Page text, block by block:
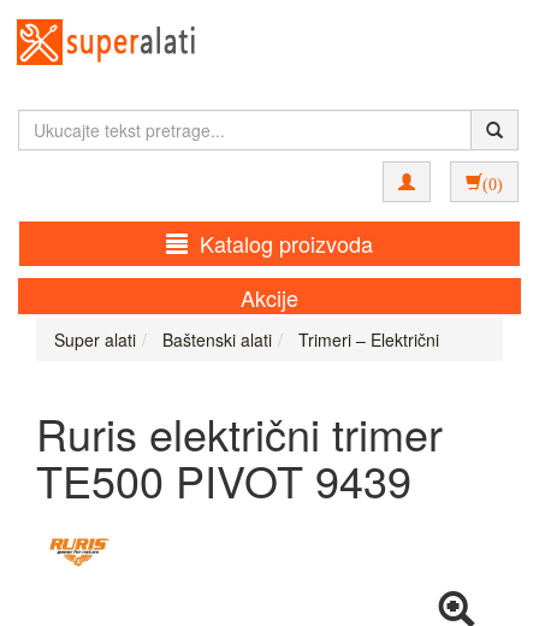
(0)
Katalog proizvoda
Akcije
Super alati Baštenski alati Trimeri – Električni
Ruris električni trimer
TE500 PIVOT 9439